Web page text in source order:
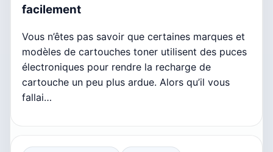
facilement
Vous n’êtes pas savoir que certaines marques et
modèles de cartouches toner utilisent des puces
électroniques pour rendre la recharge de
cartouche un peu plus ardue. Alors qu’il vous
fallai…